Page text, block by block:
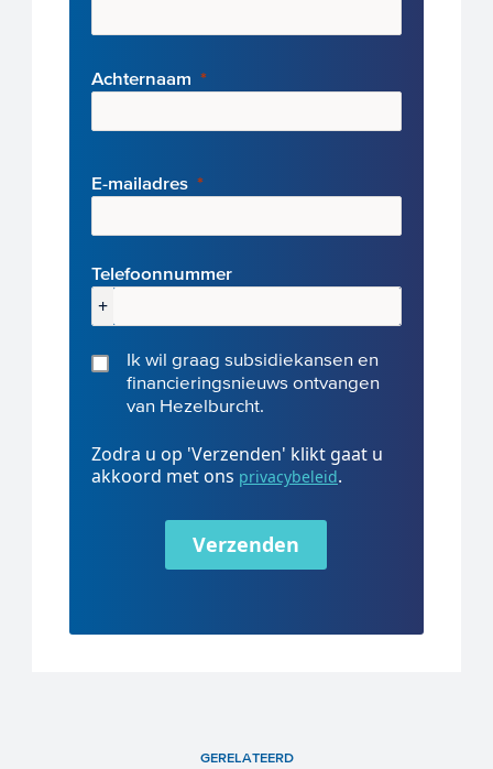
Achternaam
E-mailadres
Telefoonnummer
+
Ik wil graag subsidiekansen en
financieringsnieuws ontvangen
van Hezelburcht.
Zodra u op 'Verzenden' klikt gaat u
akkoord met ons privacybeleid.
Verzenden
GERELATEERD